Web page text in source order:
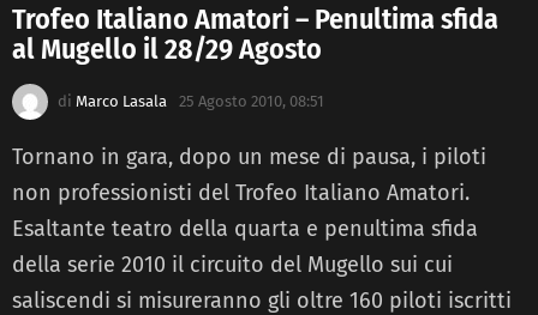
Latest
story
Trofeo Italiano Amatori – Penultima sfida
al Mugello il 28/29 Agosto
di Marco Lasala 25 Agosto 2010, 08:51
Tornano in gara, dopo un mese di pausa, i piloti
non professionisti del Trofeo Italiano Amatori.
Esaltante teatro della quarta e penultima sfida
della serie 2010 il circuito del Mugello sui cui
saliscendi si misureranno gli oltre 160 piloti iscritti